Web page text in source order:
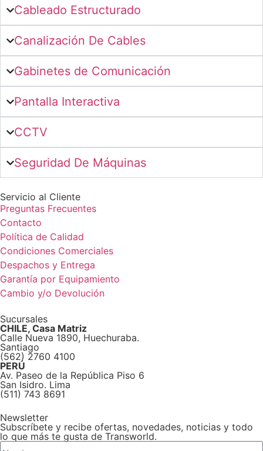
Cableado Estructurado
Canalización De Cables
Gabinetes de Comunicación
Pantalla Interactiva
CCTV
Seguridad De Máquinas
Servicio al Cliente
Preguntas Frecuentes
Contacto
Política de Calidad
Condiciones Comerciales
Despachos y Entrega
Garantía por Equipamiento
Cambio y/o Devolución
Sucursales
CHILE, Casa Matriz
Calle Nueva 1890, Huechuraba.
Santiago
(562) 2760 4100
PERÚ
Av. Paseo de la República Piso 6
San Isidro. Lima
(511) 743 8691
Newsletter
Subscríbete y recibe ofertas, novedades, noticias y todo
lo que más te gusta de Transworld.